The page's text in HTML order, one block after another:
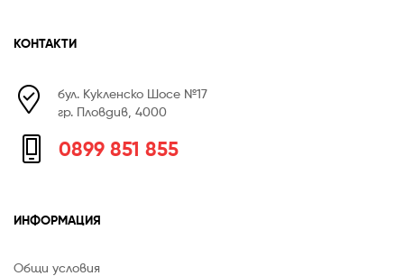
КОНТАКТИ
бул. Кукленско Шосе №17
гр. Пловдив, 4000
0899 851 855
ИНФОРМАЦИЯ
Общи условия